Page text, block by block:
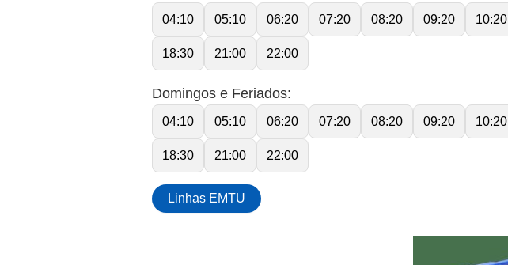
04:10 05:10 06:20 07:20 08:20 09:20 10:20
18:30 21:00 22:00
Domingos e Feriados:
04:10 05:10 06:20 07:20 08:20 09:20 10:20
18:30 21:00 22:00
Linhas EMTU